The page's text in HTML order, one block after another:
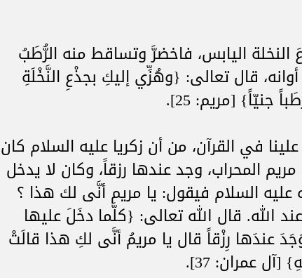
النخلة اليابس، فاخضرَّ وتساقط منه الرُّطَبُ
قال تعالى: {وهُزِّي إليكِ بجذْعِ النَّخْلَةِ
جنيّاً} [مريم: 25].
في القرآن، من أن زكريا عليه السلام كان
المحراب، وجد عندها رزقاً، وكان لا يدخل
عليه السلام فيقول: يا مريم أنَّى لك هذا ؟
الله. قال الله تعالى: {كلَّما دخَلَ عليها
عندَها رِزْقاً قال يا مريمُ أنَّى لكِ هذا قالَتْ
عمران: 37].